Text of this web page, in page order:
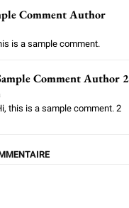
Comment Author
is a sample comment.
Comment Author 2
this is a sample comment. 2